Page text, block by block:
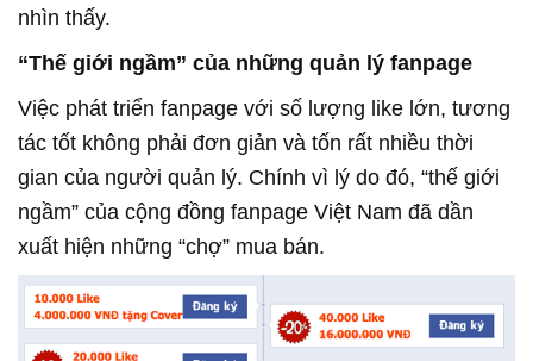
nhìn thấy.
“Thế giới ngầm” của những quản lý fanpage
Việc phát triển fanpage với số lượng like lớn, tương
tác tốt không phải đơn giản và tốn rất nhiều thời
gian của người quản lý. Chính vì lý do đó, “thế giới
ngầm” của cộng đồng fanpage Việt Nam đã dần
xuất hiện những “chợ” mua bán.